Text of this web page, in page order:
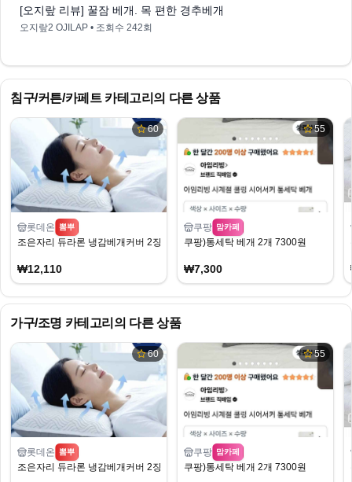
[오지랖 리뷰] 꿀잠 베개. 목 편한 경추베개
오지랖2 OJILAP • 조회수 242회
침구/커튼/카페트카테고리의 다른 상품
60
롯데온 뽐뿌
조은자리 듀라론 냉감베개커버 2장
₩12,110
55
쿠팡 맘카페
쿠팡)통세탁 베개 2개 7300원
₩7,300
가구/조명 카테고리의 다른 상품
60
롯데온 뽐뿌
조은자리 듀라론 냉감베개커버 2장
55
쿠팡 맘카페
쿠팡)통세탁 베개 2개 7300원